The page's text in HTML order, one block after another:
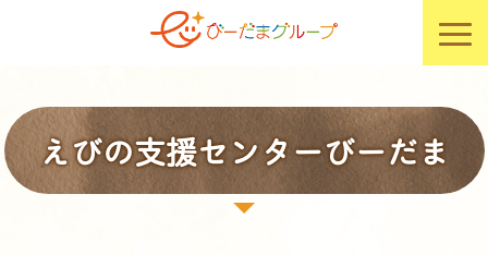
えびの支援センターびーだま